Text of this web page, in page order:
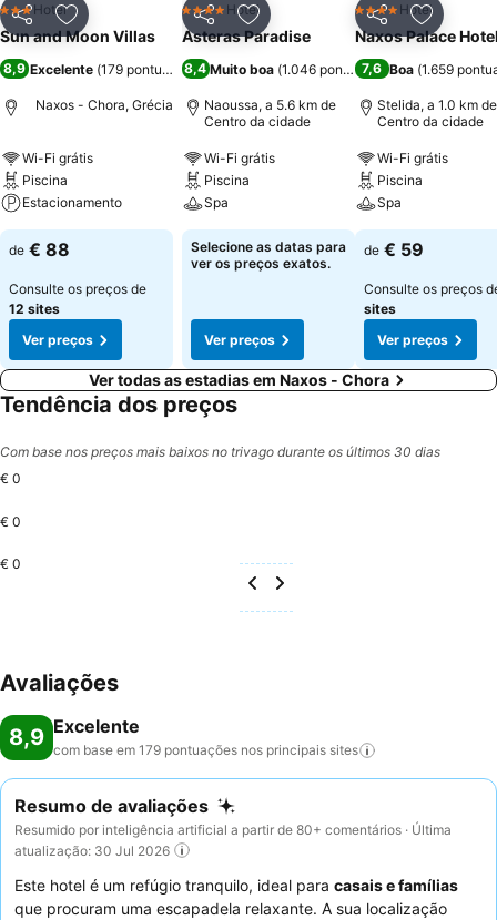
PartilharAdicionar aos favoritos
3 Estrelas
Hotel
Sun and Moon Villas
8,9 Excelente (179 pontuações)
Naxos - Chora, Grécia
Wi-Fi grátis
Piscina
Estacionamento
de € 88
Consulte os preços de
12 sites
Ver preços
PartilharAdicionar aos favoritos
4 EstrelasHotel
Asteras Paradise
8,4 Muito boa (1.046 pontuações)
Naoussa, a 5.6 km de
Centro da cidade
Wi-Fi grátis
Piscina
Spa
Selecione as datas para
ver os preços exatos.
Ver preços
Partilhar
4 EstrelasHotel
Naxos Palace
7,6 Boa (1.659
Stelida, a 1.0 km de
Centro da cidade
Wi-Fi grátis
Piscina
Spa
de € 59
Consulte os preços
sites
Ver preços
Ver todas as estadias em Naxos - Chora
Tendência dos preços
Com base nos preços mais baixos no trivago durante os últimos 30 dias
€ 0
€ 0
€ 0
Avaliações
8,9 Excelente
com base em 179 pontuações nos principais sites
Resumo de avaliações
Resumido por inteligência artificial a partir de 80+ comentários · Última
atualização: 30 Jul 2026
Este hotel é um refúgio tranquilo, ideal para casais e famílias
que procuram uma escapadela relaxante. A sua localização